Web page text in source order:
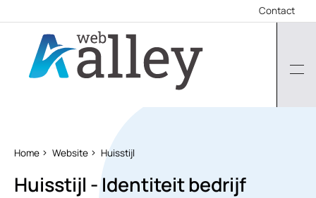
Contact
Home Website Huisstijl
Huisstijl - Identiteit bedrijf